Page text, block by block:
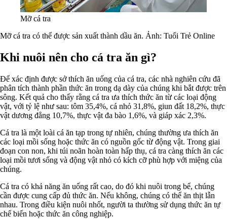
Mỡ cá tra
Mỡ cá tra có thể được sản xuất thành dầu ăn. Ảnh: Tuổi Trẻ Online
Khi nuôi nên cho cá tra ăn gì?
Để xác định được sở thích ăn uống của cá tra, các nhà nghiên cứu đã
phân tích thành phần thức ăn trong dạ dày của chúng khi bắt được trên
sông. Kết quả cho thấy rằng cá tra ưa thích thức ăn từ các loại động
vật, với tỷ lệ như sau: tôm 35,4%, cá nhỏ 31,8%, giun đất 18,2%, thực
vật dương đẳng 10,7%, thực vật đa bào 1,6%, và giáp xác 2,3%.
Cá tra là một loài cá ăn tạp trong tự nhiên, chúng thường ưa thích ăn
các loại mồi sống hoặc thức ăn có nguồn gốc từ động vật. Trong giai
đoạn con non, khi túi noãn hoàn toàn hấp thụ, cá tra càng thích ăn các
loại mồi tươi sống và động vật nhỏ có kích cỡ phù hợp với miệng của
chúng.
Cá tra có khả năng ăn uống rất cao, do đó khi nuôi trong bể, chúng
cần được cung cấp đủ thức ăn. Nếu không, chúng có thể ăn thịt lẫn
nhau. Trong điều kiện nuôi nhốt, người ta thường sử dụng thức ăn tự
chế biến hoặc thức ăn công nghiệp.